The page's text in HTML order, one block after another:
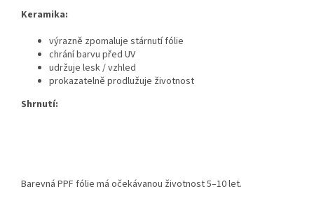
Keramika:
výrazně zpomaluje stárnutí fólie
chrání barvu před UV
udržuje lesk / vzhled
prokazatelně prodlužuje životnost
Shrnutí:
Barevná PPF fólie má očekávanou životnost 5–10 let.